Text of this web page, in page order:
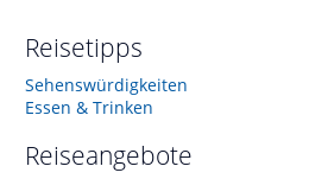
Reisetipps
Sehenswürdigkeiten
Essen & Trinken
Reiseangebote